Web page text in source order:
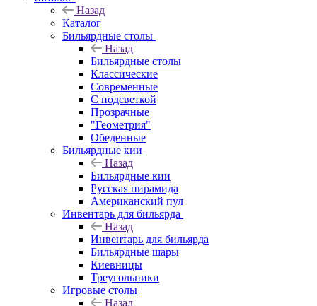
Назад
Каталог
Бильярдные столы
Назад
Бильярдные столы
Классические
Современные
С подсветкой
Прозрачные
"Геометрия"
Обеденные
Бильярдные кии
Назад
Бильярдные кии
Русская пирамида
Американский пул
Инвентарь для бильярда
Назад
Инвентарь для бильярда
Бильярдные шары
Киевницы
Треугольники
Игровые столы
Назад